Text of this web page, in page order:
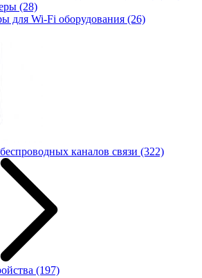
(28)
для Wi-Fi оборудования (26)
каналов связи (322)
(197)